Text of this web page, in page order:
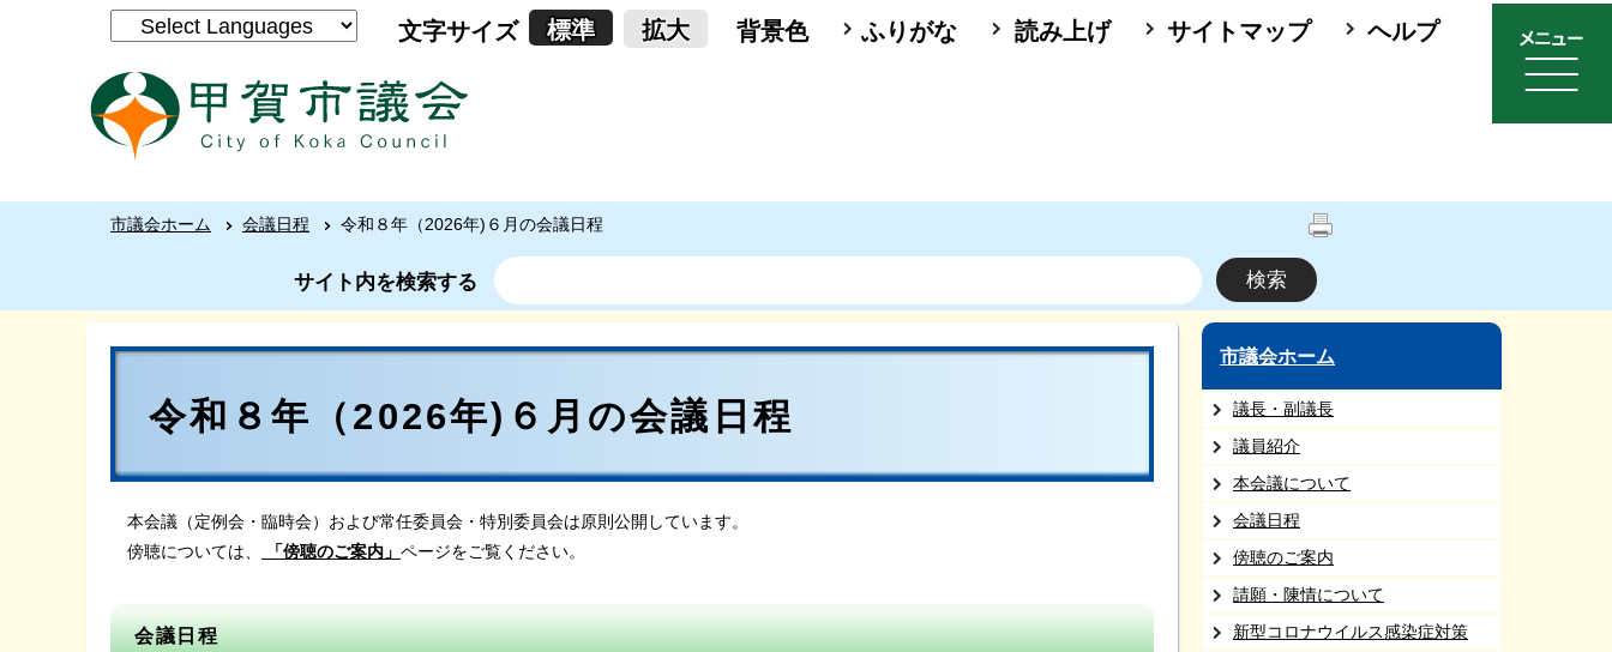
文字サイズ 標準 拡大 背景色 ふりがな 読み上げ サイトマップ ヘルプ
市議会ホーム 会議日程 令和８年（2026年)６月の会議日程
サイト内を検索する
令和８年（2026年)６月の会議日程
本会議（定例会・臨時会）および常任委員会・特別委員会は原則公開しています。
傍聴については、
「傍聴のご案内」 ページをご覧ください。
会議日程
市議会ホーム
議長・副議長
議員紹介
本会議について
会議日程
傍聴のご案内
請願・陳情について
新型コロナウイルス感染症対策